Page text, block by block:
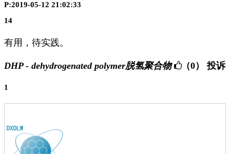
P:2019-05-12 21:02:33
14
有用，待实践。
DHP - dehydrogenated polymer脱氢聚合物 （0） 投诉
1